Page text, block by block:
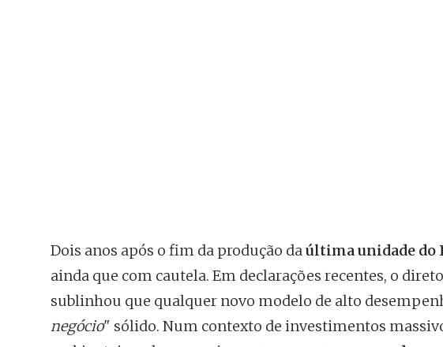
Dois anos após o fim da produção daúltima unidade do
ainda que com cautela. Em declarações recentes, o
sublinhou que qualquer novo modelo de alto
negócio" sólido. Num contexto de investimentos